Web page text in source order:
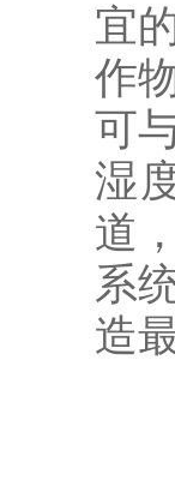
宜
作
可
湿
道
系
造